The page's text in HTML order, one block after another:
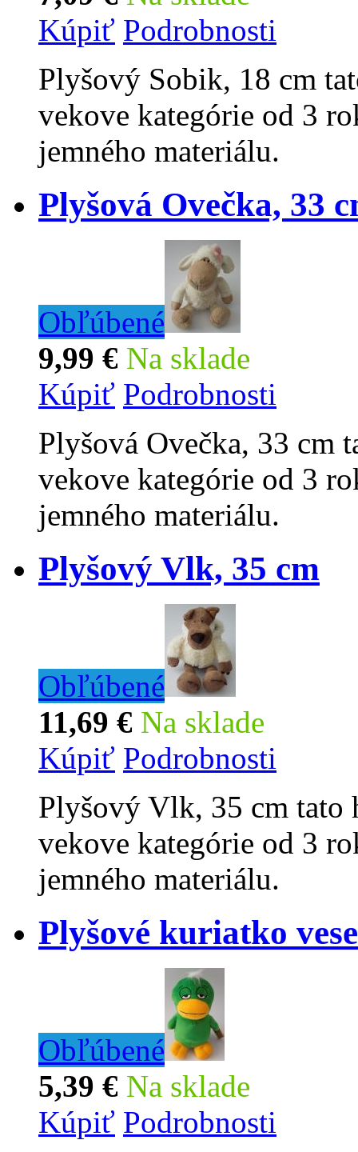
Kúpiť Podrobnosti
Plyšový Sobik, 18 cm
vekove kategórie od 3
jemného materiálu.
Plyšová Ovečka, 33
Obľúbené
9,99 € Na sklade
Kúpiť Podrobnosti
Plyšová Ovečka, 33 cm
vekove kategórie od 3
jemného materiálu.
Plyšový Vlk, 35 cm
Obľúbené
11,69 € Na sklade
Kúpiť Podrobnosti
Plyšový Vlk, 35 cm tato
vekove kategórie od 3
jemného materiálu.
Plyšové kuriatko
Obľúbené
5,39 € Na sklade
Kúpiť Podrobnosti